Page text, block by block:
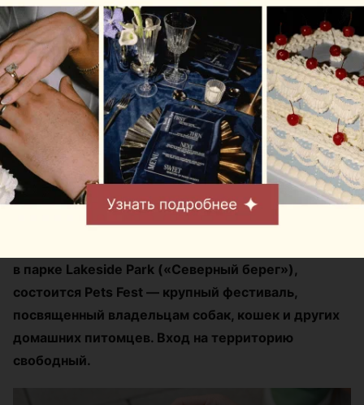
Журнал
В Минске на выходных
пройдет большой
фестиваль для
любителей животных
Автор: relax.by, 07.08.2026
в парке Lakeside Park («Северный берег»),
состоится Pets Fest — крупный фестиваль,
посвященный владельцам собак, кошек и других
домашних питомцев. Вход на территорию
свободный.